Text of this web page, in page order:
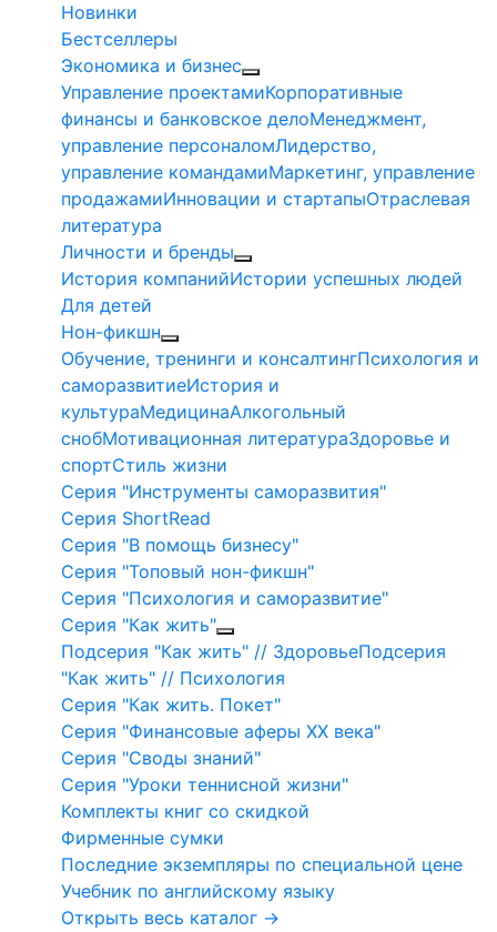
Новинки
Бестселлеры
Экономика и бизнес
Управление проектамиКорпоративные
финансы и банковское делоМенеджмент,
управление персоналомЛидерство,
управление командамиМаркетинг, управление
продажамиИнновации и стартапыОтраслевая
литература
Личности и бренды
История компанийИстории успешных людей
Для детей
Нон-фикшн
Обучение, тренинги и консалтингПсихология и
саморазвитиеИстория и
культураМедицинаАлкогольный
снобМотивационная литератураЗдоровье и
спортСтиль жизни
Серия "Инструменты саморазвития"
Серия ShortRead
Серия "В помощь бизнесу"
Серия "Топовый нон-фикшн"
Серия "Психология и саморазвитие"
Серия "Как жить"
Подсерия "Как жить" // ЗдоровьеПодсерия
"Как жить" // Психология
Серия "Как жить. Покет"
Серия "Финансовые аферы XX века"
Серия "Своды знаний"
Серия "Уроки теннисной жизни"
Комплекты книг со скидкой
Фирменные сумки
Последние экземпляры по специальной цене
Учебник по английскому языку
Открыть весь каталог →